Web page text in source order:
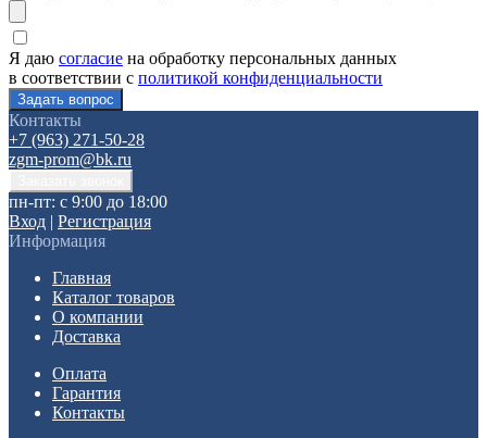
Я даю согласие на обработку персональных данных
в соответствии с политикой конфиденциальности
Контакты
+7 (963) 271-50-28
zgm-prom@bk.ru
пн-пт: с 9:00 до 18:00
Вход | Регистрация
Информация
Главная
Каталог товаров
О компании
Доставка
Оплата
Гарантия
Контакты